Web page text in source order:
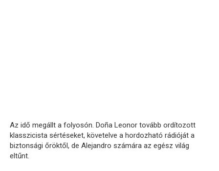
Az idő megállt a folyosón. Doña Leonor tovább ordítozott
klasszicista sértéseket, követelve a hordozható rádióját a
biztonsági őröktől, de Alejandro számára az egész világ
eltűnt.